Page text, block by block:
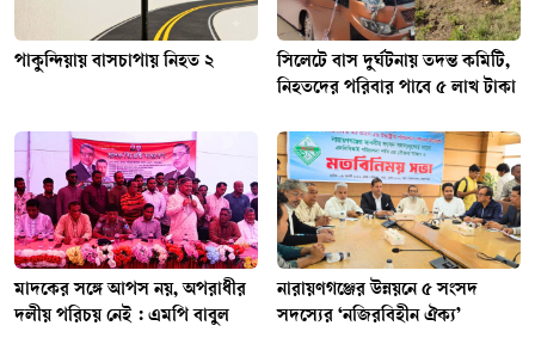
পাকুন্দিয়ায় বাসচাপায় নিহত ২
সিলেটে বাস দুর্ঘটনায় তদন্ত কমিটি,
নিহতদের পরিবার পাবে ৫ লাখ টাকা
মাদকের সঙ্গে আপস নয়, অপরাধীর
দলীয় পরিচয় নেই : এমপি বাবুল
নারায়ণগঞ্জের উন্নয়নে ৫ সংসদ
সদস্যের ‘নজিরবিহীন ঐক্য’